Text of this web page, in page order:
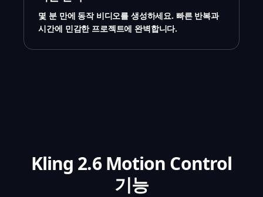
몇 분 만에 동작 비디오를 생성하세요. 빠른 반복과
시간에 민감한 프로젝트에 완벽합니다.
Kling 2.6 Motion Control
기능